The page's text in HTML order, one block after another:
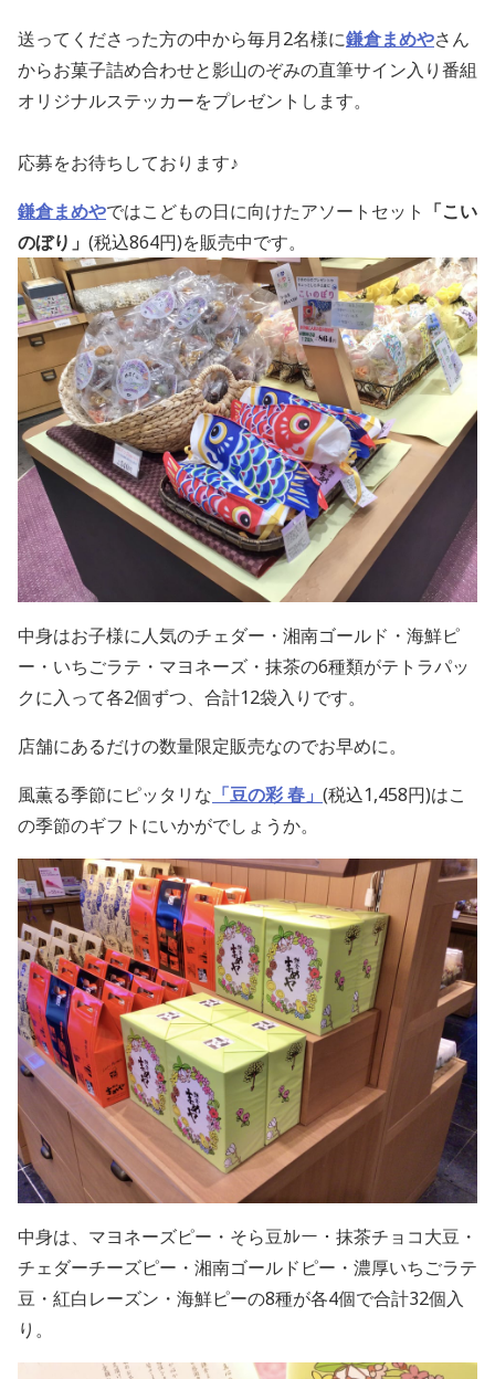
送ってくださった方の中から毎月2名様に鎌倉まめやさん
からお菓子詰め合わせと影山のぞみの直筆サイン入り番組
オリジナルステッカーをプレゼントします。
応募をお待ちしております♪
鎌倉まめやではこどもの日に向けたアソートセット 「こい
のぼり」 (税込864円)を販売中です。
中身はお子様に人気のチェダー・湘南ゴールド・海鮮ピ
ー・いちごラテ・マヨネーズ・抹茶の6種類がテトラパッ
クに入って各2個ずつ、合計12袋入りです。
店舗にあるだけの数量限定販売なのでお早めに。
風薫る季節にピッタリな 「豆の彩 春」 (税込1,458円)はこ
の季節のギフトにいかがでしょうか。
中身は、マヨネーズピー・そら豆ｶﾚー・抹茶チョコ大豆・
チェダーチーズピー・湘南ゴールドピー・濃厚いちごラテ
豆・紅白レーズン・海鮮ピーの8種が各4個で合計32個入
り。